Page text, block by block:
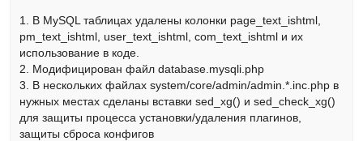
1. В MySQL таблицах удалены колонки page_text_ishtml,
pm_text_ishtml, user_text_ishtml, com_text_ishtml и их
использование в коде.
2. Модифицирован файл database.mysqli.php
3. В нескольких файлах system/core/admin/admin.*.inc.php в
нужных местах сделаны вставки sed_xg() и sed_check_xg()
для защиты процесса установки/удаления плагинов,
защиты сброса конфигов